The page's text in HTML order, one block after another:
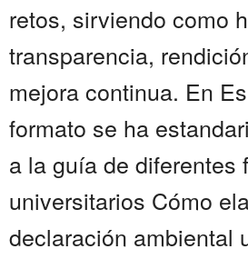
retos, sirviendo como
transparencia,
mejora continua. En
formato se ha
a la guía de diferentes
universitarios Cómo
declaración ambiental